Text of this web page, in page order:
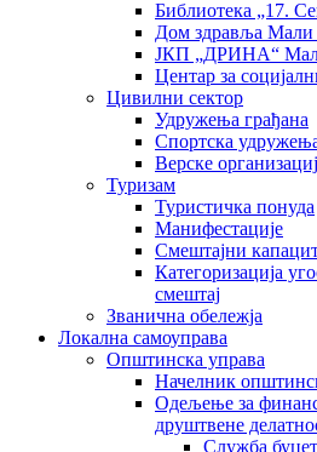
Библиотека „17.
Дом здравља Мали
ЈКП „ДРИНА“
Центар за
Цивилни сектор
Удружења грађана
Спортска
Верске
Туризам
Туристичка понуда
Манифестације
Смештајни
Категоризација
смештај
Званична обележја
Локална самоуправа
Општинска управа
Начелник
Одељење за
друштвене
Служба